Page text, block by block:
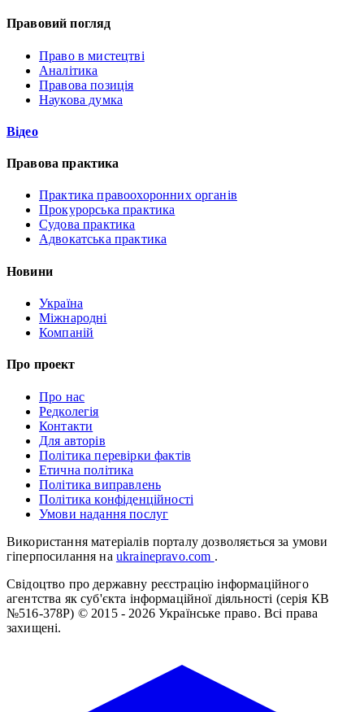
Правовий погляд
Право в мистецтві
Аналітика
Правова позиція
Наукова думка
Відео
Правова практика
Практика правоохоронних органів
Прокурорська практика
Судова практика
Адвокатська практика
Новини
Україна
Міжнародні
Компаній
Про проект
Про нас
Редколегія
Контакти
Для авторів
Політика перевірки фактів
Етична політика
Політика виправлень
Політика конфіденційності
Умови надання послуг
Використання матеріалів порталу дозволяється за умови
гіперпосилання на ukrainepravo.com .
Свідоцтво про державну реєстрацію інформаційного
агентства як суб'єкта інформаційної діяльності (серія КВ
№516-378Р) © 2015 - 2026 Українське право. Всі права
захищені.